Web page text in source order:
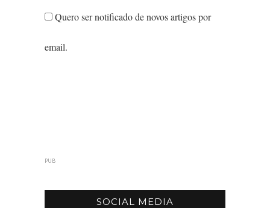
Quero ser notificado de novos artigos por
email.
PUB
SOCIAL MEDIA